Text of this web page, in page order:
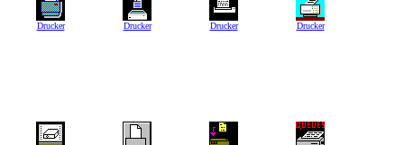
Drucker Drucker Drucker Drucker